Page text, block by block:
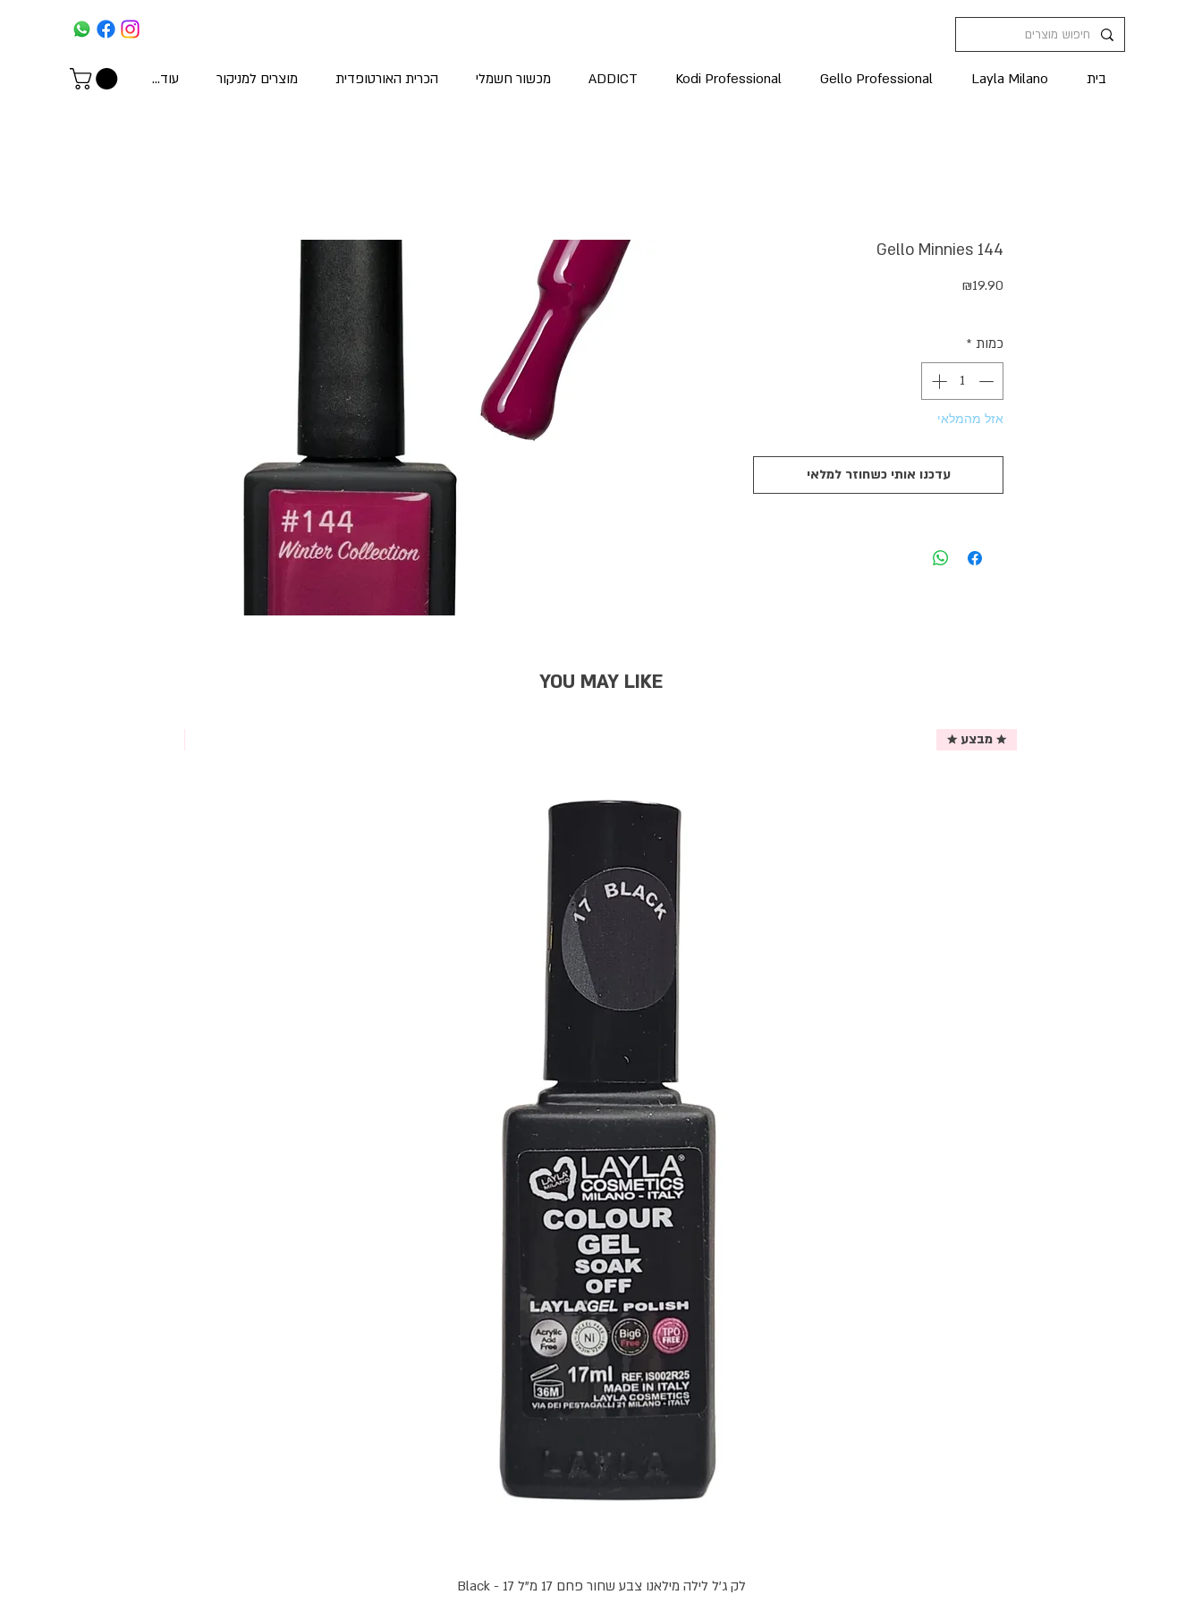
בית Layla Milano
Gello Professional
Kodi Professional
ADDICT מכשור חשמלי הכרית האורטופדית מוצרים למניקור עוד...
Gello Minnies 144
₪19.90
כמות *
אזל מהמלאי
עדכנו אותי כשחוזר למלאי
YOU MAY LIKE
תצוגה מהירה
★ מבצע ★
לק ג'ל לילה מילאנו צבע שחור פחם 17 מ"ל Black - 17